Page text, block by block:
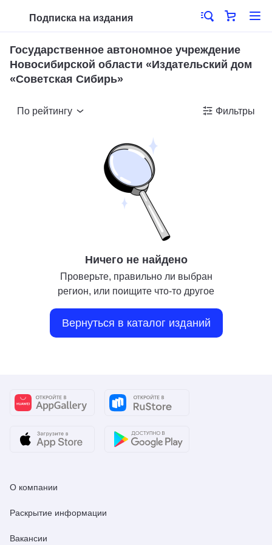
Подписка на издания
Государственное автономное учреждение
Новосибирской области «Издательский дом
«Советская Сибирь»
По рейтингу Фильтры
Ничего не найдено
Проверьте, правильно ли выбран
регион, или поищите что-то другое
Вернуться в каталог изданий
О компании
Раскрытие информации
Вакансии